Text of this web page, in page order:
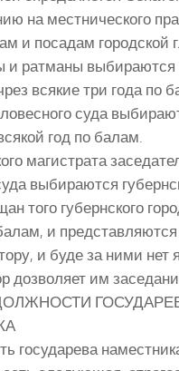
на местнического
и посадам городской
и ратманы выбираются
всякие три года по
суда
год по балам.
магистрата
выбираются
того губернского
и
и буде за ними нет
дозволяет им
ДОЛЖНОСТИ
государева